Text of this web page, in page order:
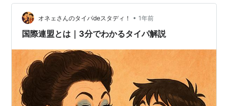
けど、世界の“学校の先生”みたいなもんなの？」 👠「あ
ら、なかなかいい例えじゃないの。でもね、学校の先生
というより“学級会の司会者チーム”って感じかしらね。い
オネェさんのタイパdeスタディ！ • 1年前
国際連盟とは｜3分でわかるタイパ解説